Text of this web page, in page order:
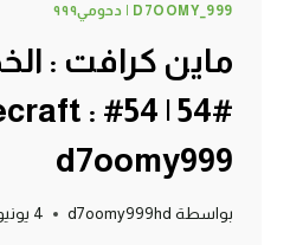
D7OOMY_999 | دحومي٩٩٩
ماين كرافت :
Minecraft :
d7oomy999
بواسطة d7oomy999hd 4 يونيو، 2013